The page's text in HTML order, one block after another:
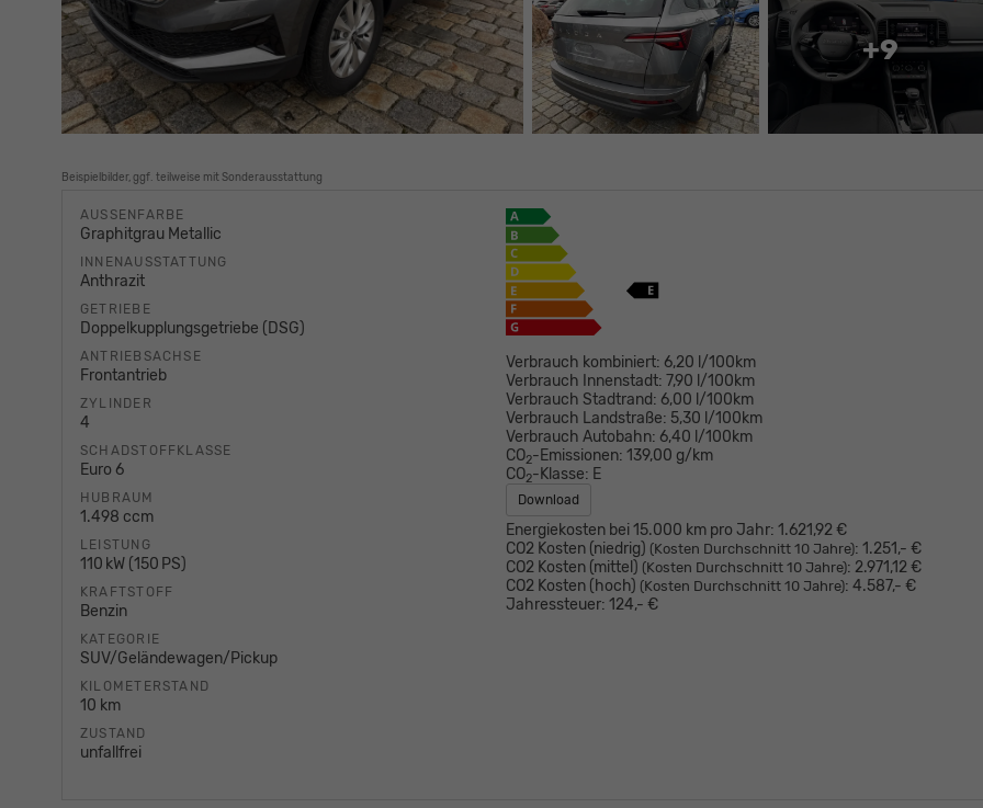
+9
Beispielbilder, ggf. teilweise mit Sonderausstattung
AUSSENFARBE
Graphitgrau Metallic
INNENAUSSTATTUNG
Anthrazit
GETRIEBE
Doppelkupplungsgetriebe (DSG)
ANTRIEBSACHSE
Frontantrieb
ZYLINDER
4
SCHADSTOFFKLASSE
Euro 6
HUBRAUM
1.498 ccm
LEISTUNG
110 kW (150 PS)
KRAFTSTOFF
Benzin
KATEGORIE
SUV/Geländewagen/Pickup
KILOMETERSTAND
10 km
ZUSTAND
unfallfrei
Verbrauch kombiniert: 6,20 l/100km
Verbrauch Innenstadt: 7,90 l/100km
Verbrauch Stadtrand: 6,00 l/100km
Verbrauch Landstraße: 5,30 l/100km
Verbrauch Autobahn: 6,40 l/100km
CO2-Emissionen: 139,00 g/km
CO2-Klasse: E
Download
Energiekosten bei 15.000 km pro Jahr: 1.621,92 €
CO2 Kosten (niedrig) (Kosten Durchschnitt 10 Jahre): 1.251,- €
CO2 Kosten (mittel) (Kosten Durchschnitt 10 Jahre): 2.971,12 €
CO2 Kosten (hoch) (Kosten Durchschnitt 10 Jahre): 4.587,- €
Jahressteuer: 124,- €